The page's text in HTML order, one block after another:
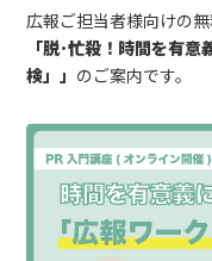
広報ご担当者様向けの
「脱･忙殺！時間を有意
検」」 のご案内です。